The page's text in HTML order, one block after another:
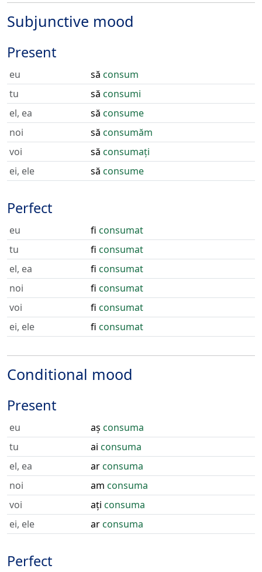
Subjunctive mood
Present
eu să consum
tu
să consumi
el, ea
să consume
noi
să consumăm
voi
să consumați
ei, ele
să consume
Perfect
eu fi consumat
tu
fi consumat
el, ea
fi consumat
noi
fi consumat
voi
fi consumat
ei, ele
fi consumat
Conditional mood
Present
eu aș consuma
tu
ai consuma
el, ea
arconsuma
noi
am consuma
voi
ați consuma
ei, ele
arconsuma
Perfect